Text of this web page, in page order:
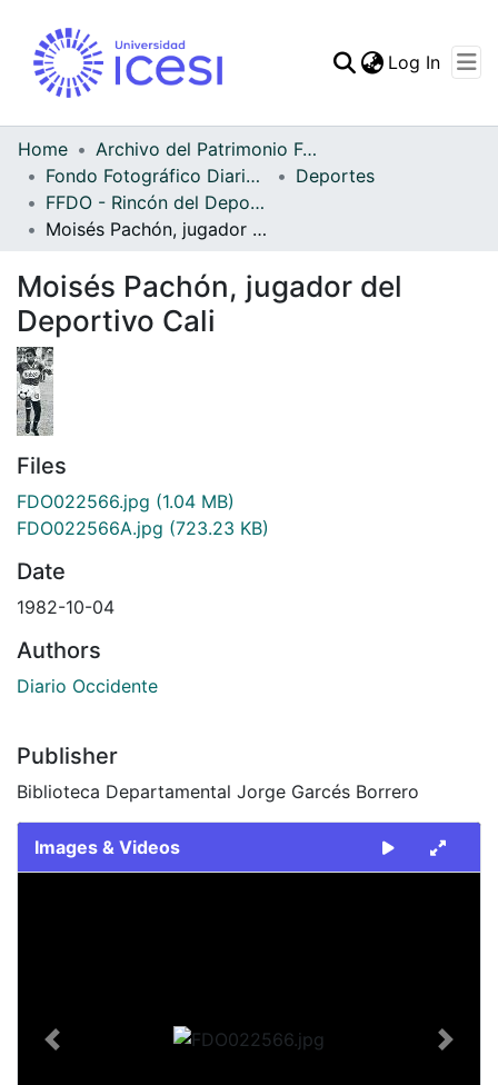
Statistics
Log In
Home
Archivo del Patrimonio Fotográfico y Fílmico del Valle del Cauca
Fondo Fotográfico Diario Occidente
Deportes
FFDO - Rincón del Deportivo Cali - Patrimonial
Moisés Pachón, jugador del Deportivo Cali
Moisés Pachón, jugador del
Deportivo Cali
Files
FDO022566.jpg (1.04 MB)
FDO022566A.jpg (723.23 KB)
Date
1982-10-04
Authors
Diario Occidente
Publisher
Biblioteca Departamental Jorge Garcés Borrero
Images & Videos
Previous Next